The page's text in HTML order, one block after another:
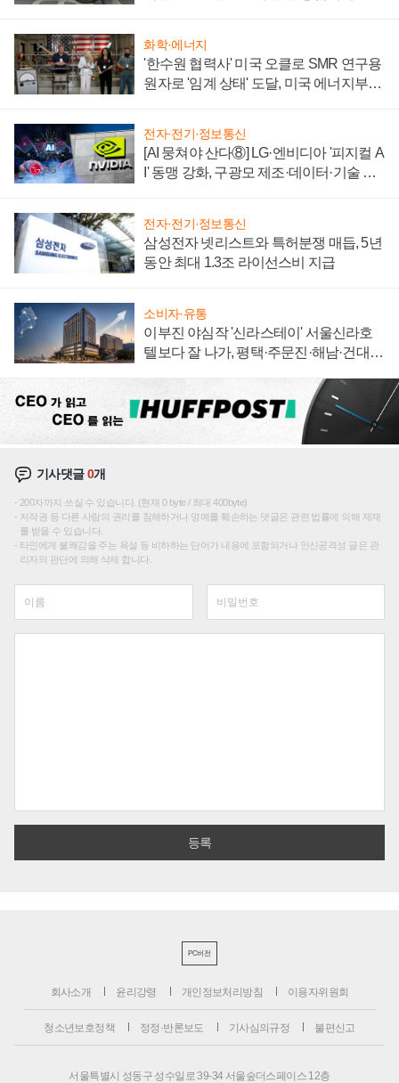
화학·에너지
'한수원 협력사' 미국 오클로 SMR 연구용
원자로 '임계 상태' 도달, 미국 에너지부
전자·전기·정보통신
[AI 뭉쳐야 산다⑧] LG·엔비디아 '피지컬 A
I' 동맹 강화, 구광모 제조·데이터·기술 결
전자·전기·정보통신
삼성전자 넷리스트와 특허분쟁 매듭, 5년
동안 최대 1.3조 라이선스비 지급
소비자·유통
이부진 야심작 '신라스테이' 서울신라호
텔보다 잘 나가, 평택·주문진·해남·건대로
기사댓글0개
200자까지 쓰실 수 있습니다. (현재 0 byte / 최대 400byte)
저작권 등 다른 사람의 권리를 침해하거나 명예를 훼손하는 댓글은 관련 법률에 의해 제재
를 받을 수 있습니다.
타인에게 불쾌감을 주는 욕설 등 비하하는 단어가 내용에 포함되거나 인신공격성 글은 관
리자의 판단에 의해 삭제 합니다.
PC버전
회사소개 윤리강령 개인정보처리방침 이용자위원회
청소년보호정책 정정·반론보도 기사심의규정 불편신고
서울특별시 성동구 성수일로 39-34 서울숲더스페이스 12층